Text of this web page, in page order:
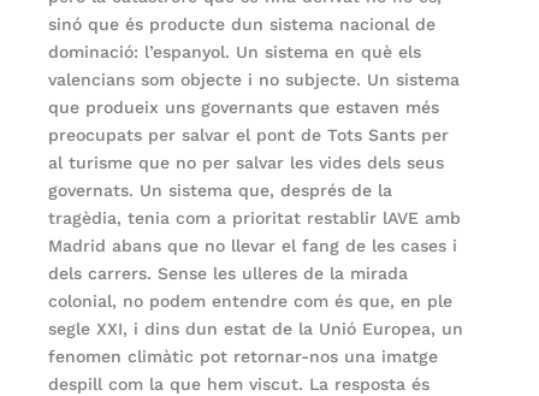
sinó que és producte dun sistema nacional de
dominació: l’espanyol. Un sistema en què els
valencians som objecte i no subjecte. Un sistema
que produeix uns governants que estaven més
preocupats per salvar el pont de Tots Sants per
al turisme que no per salvar les vides dels seus
governats. Un sistema que, després de la
tragèdia, tenia com a prioritat restablir lAVE amb
Madrid abans que no llevar el fang de les cases i
dels carrers. Sense les ulleres de la mirada
colonial, no podem entendre com és que, en ple
segle XXI, i dins dun estat de la Unió Europea, un
fenomen climàtic pot retornar-nos una imatge
despill com la que hem viscut. La resposta és